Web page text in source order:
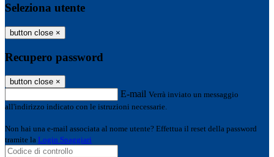
Seleziona utente
button close ×
Recupero password
button close ×
E-mail Verrà inviato un messaggio
all'indirizzo indicato con le istruzioni necessarie.
Non hai una e-mail associata al nome utente? Effettua il reset della password
tramite la Login Spaggiari